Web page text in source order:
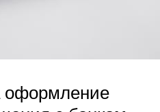
оформление